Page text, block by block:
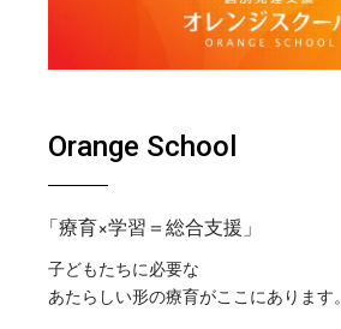
Orange School
「療育×学習＝総合支援」
子どもたちに必要な
あたらしい形の療育がここにあります。